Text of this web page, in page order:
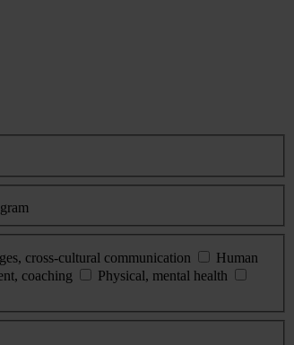
cross-cultural communication
Human
coaching
Physical, mental health